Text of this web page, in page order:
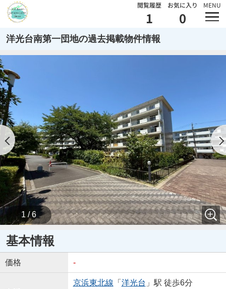
閲覧履歴
1
お気に入り
0
MENU
洋光台南第一団地の過去掲載物件情報
1 / 6
基本情報
価格 -
京浜東北線 「 洋光台 」駅 徒歩6分